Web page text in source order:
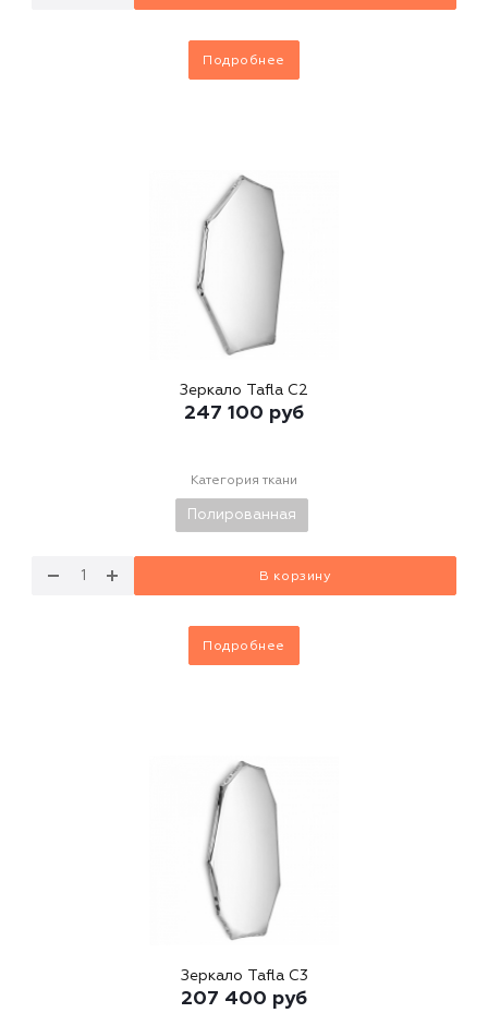
Подробнее
Зеркало Tafla C2
247 100 руб
Категория ткани
Полированная
В корзину
Подробнее
Зеркало Tafla C3
207 400 руб